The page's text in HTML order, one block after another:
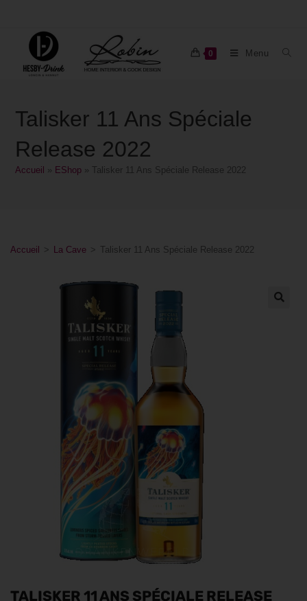
0 Menu
Talisker 11 Ans Spéciale
Release 2022
Accueil EShop Talisker 11 Ans Spéciale Release 2022
Accueil > La Cave > Talisker 11 Ans Spéciale Release 2022
TALISKER 11 ANS SPÉCIALE RELEASE